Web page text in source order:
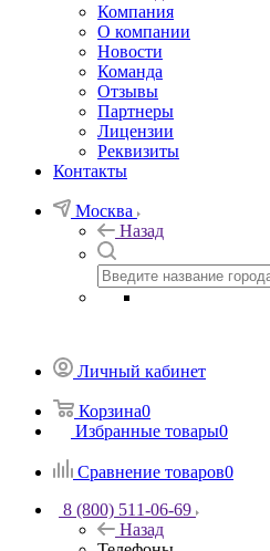
Компания
О компании
Новости
Команда
Отзывы
Партнеры
Лицензии
Реквизиты
Контакты
Москва
Назад
Личный кабинет
Корзина0
Избранные товары0
Сравнение товаров0
8 (800) 511-06-69
Назад